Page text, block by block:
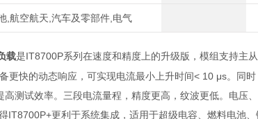
,航空航天,汽车及零部件,电气
载是IT8700P系列在速度和精度上的升级版，模组支持主
更快的动态响应，可实现电流最小上升时间< 10 μs。同
测试效率。三段电流量程，精度更高，纹波更低。电压
IT8700P+更利于系统集成，适用于超级电容、燃料电池